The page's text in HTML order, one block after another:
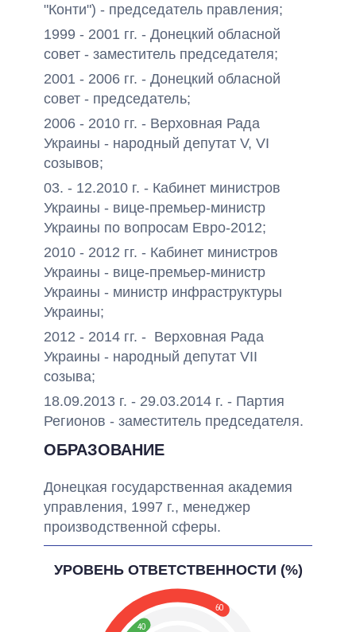
"Конти") - председатель правления;
1999 - 2001 гг. - Донецкий обласной
совет - заместитель председателя;
2001 - 2006 гг. - Донецкий обласной
совет - председатель;
2006 - 2010 гг. - Верховная Рада
Украины - народный депутат V, VI
созывов;
03. - 12.2010 г. - Кабинет министров
Украины - вице-премьер-министр
Украины по вопросам Евро-2012;
2010 - 2012 гг. - Кабинет министров
Украины - вице-премьер-министр
Украины - министр инфраструктуры
Украины;
2012 - 2014 гг. - Верховная Рада
Украины - народный депутат VII
созыва;
18.09.2013 г. - 29.03.2014 г. - Партия
Регионов - заместитель председателя.
ОБРАЗОВАНИЕ
Донецкая государственная академия
управления, 1997 г., менеджер
производственной сферы.
УРОВЕНЬ ОТВЕТСТВЕННОСТИ (%)
60
40